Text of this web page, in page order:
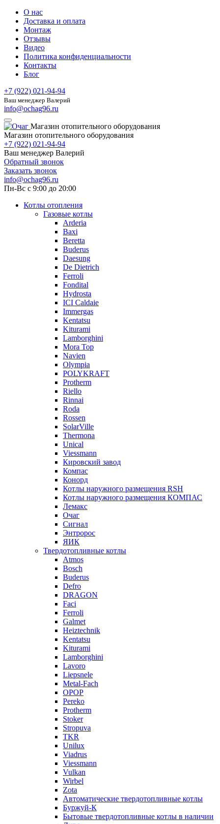
О нас
Доставка и оплата
Монтаж
Отзывы
Видео
Политика конфиденциальности
Контакты
Блог
+7 (922) 021-94-94
Ваш менеджер Валерий
info@ochag96.ru
Магазин отопительного оборудования
Магазин отопительного оборудования
+7 (922) 021-94-94
Ваш менеджер Валерий
Обратный звонок
Заказать звонок
info@ochag96.ru
Пн-Вс с 9:00 до 20:00
Котлы отопления
Газовые котлы
Arderia
Baxi
Beretta
Buderus
Daesung
De Dietrich
Ferroli
Fondital
Hydrosta
ICI Caldaie
Immergas
Kentatsu
Kiturami
Lamborghini
Mora Top
Navien
Olympia
POLYKRAFT
Protherm
Riello
Rinnai
Roda
Rossen
SolarVille
Thermona
Unical
Viessmann
Кировский завод
Компас
Конорд
Котлы наружного размещения RSH
Котлы наружного размещения КОМПАС
Лемакс
Очаг
Сигнал
Энтророс
ЯИК
Твердотопливные котлы
Atmos
Bosch
Buderus
Defro
DRAGON
Faci
Ferroli
Galmet
Heiztechnik
Kentatsu
Kiturami
Lamborghini
Lavoro
Liepsnele
Metal-Fach
OPOP
Pereko
Protherm
Stoker
Stropuva
TKR
Unilux
Viadrus
Viessmann
Vulkan
Wirbel
Zota
Автоматические твердотопливные котлы
Буржуй-К
Бытовые твердотопливные котлы в наличии